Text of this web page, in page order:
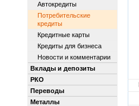
Автокредиты
Потребительские
кредиты
Кредитные карты
Кредиты для бизнеса
Новости и комментарии
Вклады и депозиты
РКО
Переводы
Металлы